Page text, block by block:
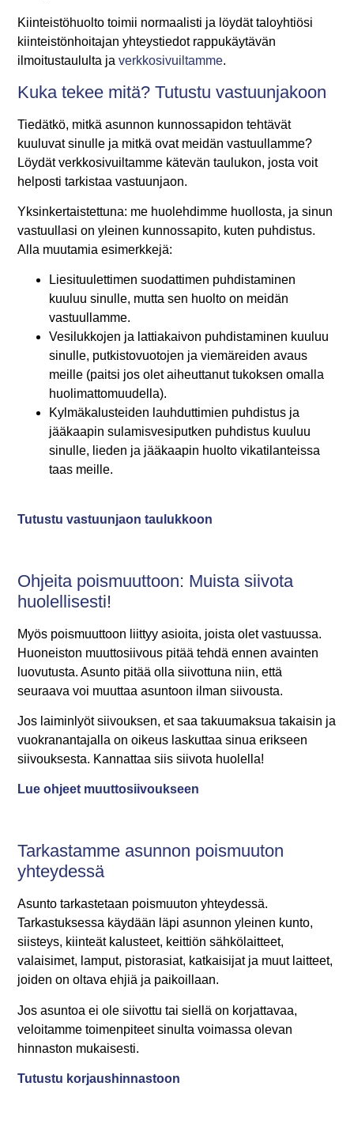
Kiinteistöhuolto toimii normaalisti ja löydät taloyhtiösi
kiinteistönhoitajan yhteystiedot rappukäytävän
ilmoitustaululta javerkkosivuiltamme.
Kuka tekee mitä? Tutustu vastuunjakoon
Tiedätkö, mitkä asunnon kunnossapidon tehtävät
kuuluvat sinulle ja mitkä ovat meidän vastuullamme?
Löydät verkkosivuiltamme kätevän taulukon, josta voit
helposti tarkistaa vastuunjaon.
Yksinkertaistettuna: me huolehdimme huollosta, ja sinun
vastuullasi on yleinen kunnossapito, kuten puhdistus.
Alla muutamia esimerkkejä:
Liesituulettimen suodattimen puhdistaminen
kuuluu sinulle, mutta sen huolto on meidän
vastuullamme.
Vesilukkojen ja lattiakaivon puhdistaminen kuuluu
sinulle, putkistovuotojen ja viemäreiden avaus
meille (paitsi jos olet aiheuttanut tukoksen omalla
huolimattomuudella).
Kylmäkalusteiden lauhduttimien puhdistus ja
jääkaapin sulamisvesiputken puhdistus kuuluu
sinulle, lieden ja jääkaapin huolto vikatilanteissa
taas meille.
Tutustu vastuunjaon taulukkoon
Ohjeita poismuuttoon: Muista siivota
huolellisesti!
Myös poismuuttoon liittyy asioita, joista olet vastuussa.
Huoneiston muuttosiivous pitää tehdä ennen avainten
luovutusta. Asunto pitää olla siivottuna niin, että
seuraava voi muuttaa asuntoon ilman siivousta.
Jos laiminlyöt siivouksen, et saa takuumaksua takaisin ja
vuokranantajalla on oikeus laskuttaa sinua erikseen
siivouksesta. Kannattaa siis siivota huolella!
Lue ohjeet muuttosiivoukseen
Tarkastamme asunnon poismuuton
yhteydessä
Asunto tarkastetaan poismuuton yhteydessä.
Tarkastuksessa käydään läpi asunnon yleinen kunto,
siisteys, kiinteät kalusteet, keittiön sähkölaitteet,
valaisimet, lamput, pistorasiat, katkaisijat ja muut laitteet,
joiden on oltava ehjiä ja paikoillaan.
Jos asuntoa ei ole siivottu tai siellä on korjattavaa,
veloitamme toimenpiteet sinulta voimassa olevan
hinnaston mukaisesti.
Tutustu korjaushinnastoon